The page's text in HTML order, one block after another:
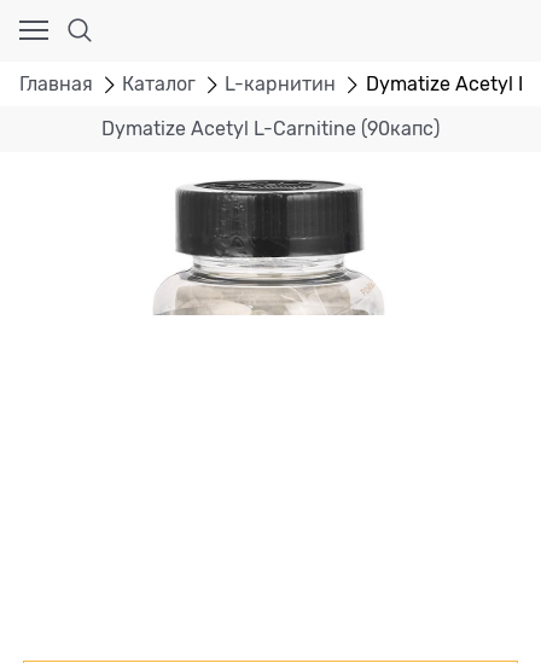
Главная Каталог L-карнитин Dymatize Acetyl
Dymatize Acetyl L-Carnitine (90капс)